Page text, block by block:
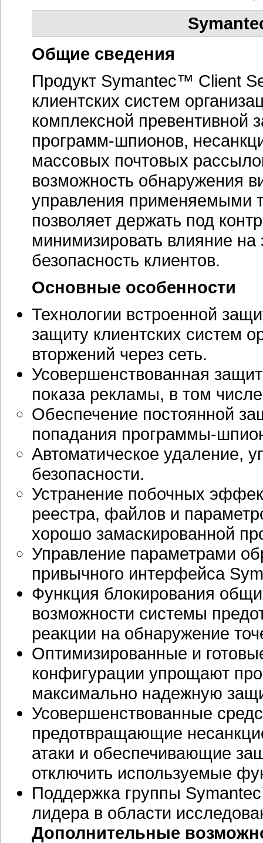
Общие сведения
Продукт Symantec™ Client
клиентских систем
комплексной превентивной
программ-шпионов,
массовых почтовых
возможность обнаружения
управления применяемыми
позволяет держать под
минимизировать влияние
безопасность клиентов.
Основные особенности
Технологии встроенной
защиту клиентских систем
вторжений через сеть.
Усовершенствованная
показа рекламы, в том
Обеспечение постоянной
попадания программы-
Автоматическое удаление,
безопасности.
Устранение побочных
реестра, файлов и
хорошо замаскированной
Управление параметрами
привычного интерфейса
Функция блокирования
возможности системы
реакции на обнаружение
Оптимизированные и
конфигурации упрощают
максимально надежную
Усовершенствованные
предотвращающие
атаки и обеспечивающие
отключить используемые
Поддержка группы
лидера в области
Дополнительные